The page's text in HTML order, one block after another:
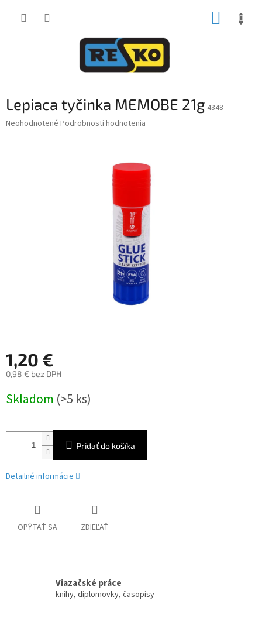
Lepiaca tyčinka MEMOBE 21g 4348
Priemerné
Neohodnotené Podrobnosti hodnotenia
1,20 €
0,98 € bez DPH
cena:
Skladom (>5 ks)
Pridať do košíka
Detailné informácie
OPÝTAŤ SA ZDIEĽAŤ
Viazačské práce
knihy, diplomovky, časopisy